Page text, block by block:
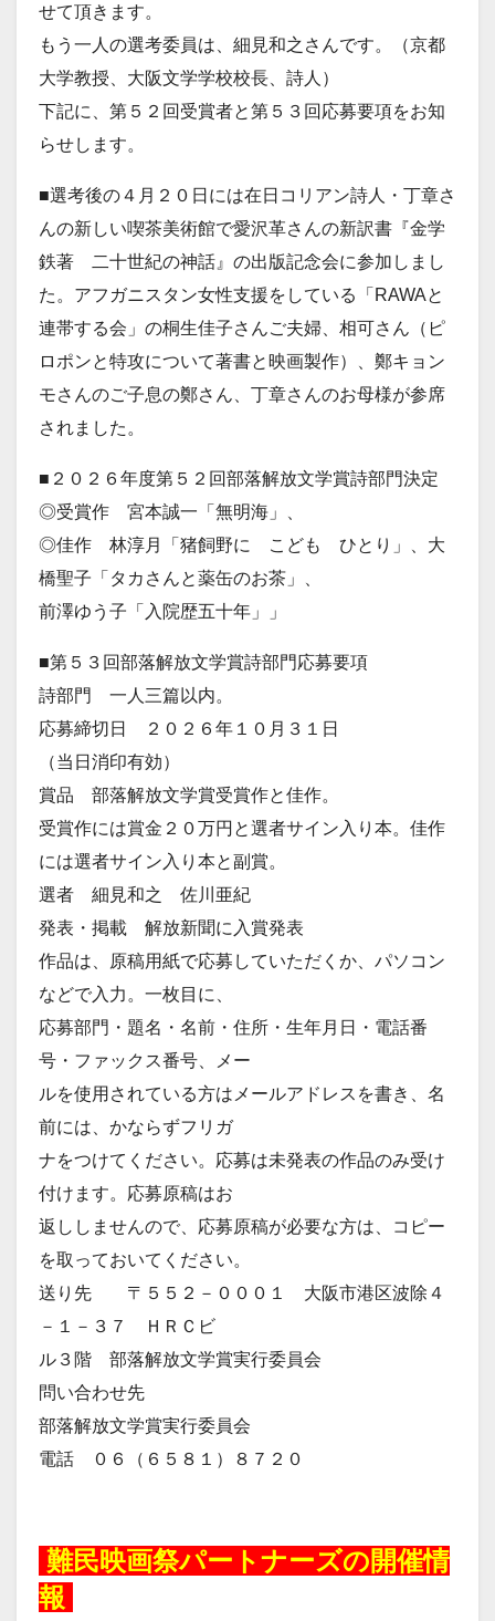
せて頂きます。
もう一人の選考委員は、細見和之さんです。（京都
大学教授、大阪文学学校校長、詩人）
下記に、第５２回受賞者と第５３回応募要項をお知
らせします。
■選考後の４月２０日には在日コリアン詩人・丁章さ
んの新しい喫茶美術館で愛沢革さんの新訳書『金学
鉄著 二十世紀の神話』の出版記念会に参加しまし
た。アフガニスタン女性支援をしている「RAWAと
連帯する会」の桐生佳子さんご夫婦、相可さん（ピ
ロポンと特攻について著書と映画製作）、鄭キョン
モさんのご子息の鄭さん、丁章さんのお母様が参席
されました。
■２０２６年度第５２回部落解放文学賞詩部門決定
◎受賞作 宮本誠一「無明海」、
◎佳作 林淳月「猪飼野に こども ひとり」、大
橋聖子「タカさんと薬缶のお茶」、
前澤ゆう子「入院歴五十年」」
■第５３回部落解放文学賞詩部門応募要項
詩部門 一人三篇以内。
応募締切日 ２０２６年１０月３１日
（当日消印有効）
賞品 部落解放文学賞受賞作と佳作。
受賞作には賞金２０万円と選者サイン入り本。佳作
には選者サイン入り本と副賞。
選者 細見和之 佐川亜紀
発表・掲載 解放新聞に入賞発表
作品は、原稿用紙で応募していただくか、パソコン
などで入力。一枚目に、
応募部門・題名・名前・住所・生年月日・電話番
号・ファックス番号、メー
ルを使用されている方はメールアドレスを書き、名
前には、かならずフリガ
ナをつけてください。応募は未発表の作品のみ受け
付けます。応募原稿はお
返ししませんので、応募原稿が必要な方は、コピー
を取っておいてください。
送り先 〒５５２－０００１ 大阪市港区波除４
－１－３７ ＨＲＣビ
ル３階 部落解放文学賞実行委員会
問い合わせ先
部落解放文学賞実行委員会
電話 ０６（６５８１）８７２０
難民映画祭パートナーズの開催情
報